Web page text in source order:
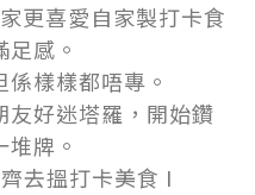
更喜愛自家製打卡食
感。
樣樣都唔專。
好迷塔羅，開始鑽
牌。
去搵打卡美食 I